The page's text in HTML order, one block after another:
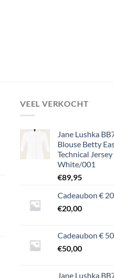
VEEL VERKOCHT
Jane Lushka
Blouse Betty
Technical Jersey
White/001
€89,95
Cadeaubon €
€20,00
Cadeaubon €
€50,00
Jane Lushka